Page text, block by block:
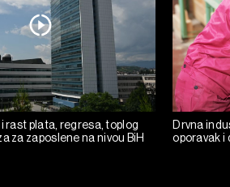
rast plata, regresa, toplog
za zaposlene na nivou BiH
Drvna
oporavak i